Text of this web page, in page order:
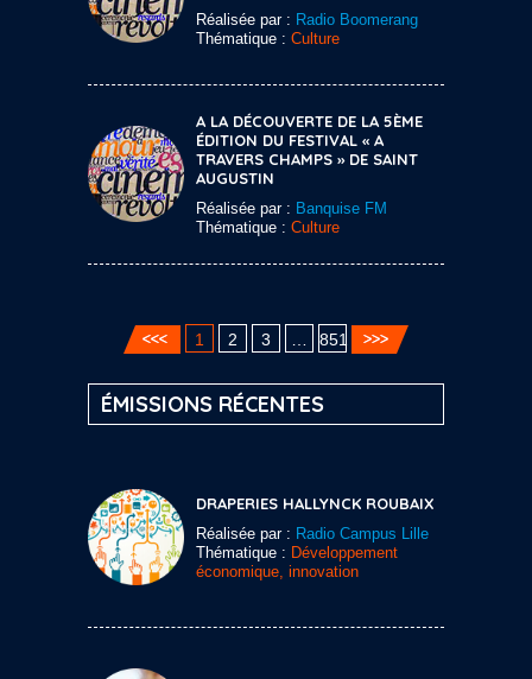
Réalisée par : Radio Boomerang
Thématique : Culture
A LA DÉCOUVERTE DE LA 5ÈME
ÉDITION DU FESTIVAL « A
TRAVERS CHAMPS » DE SAINT
AUGUSTIN
Réalisée par : Banquise FM
Thématique : Culture
1 2 3 851
ÉMISSIONS RÉCENTES
DRAPERIES HALLYNCK ROUBAIX
Réalisée par : Radio Campus Lille
Thématique : Développement
économique, innovation